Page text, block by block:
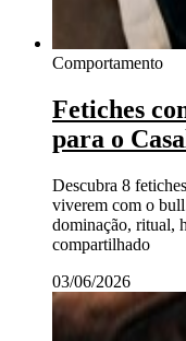
Comportamento
Fetiches
para o
Descubra 8
viverem com o
dominação, ritual,
compartilhado
03/06/2026